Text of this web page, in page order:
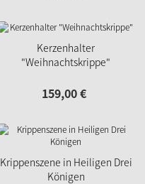
Kerzenhalter
"Weihnachtskrippe"
159,00€
Krippenszene in Heiligen Drei
Königen